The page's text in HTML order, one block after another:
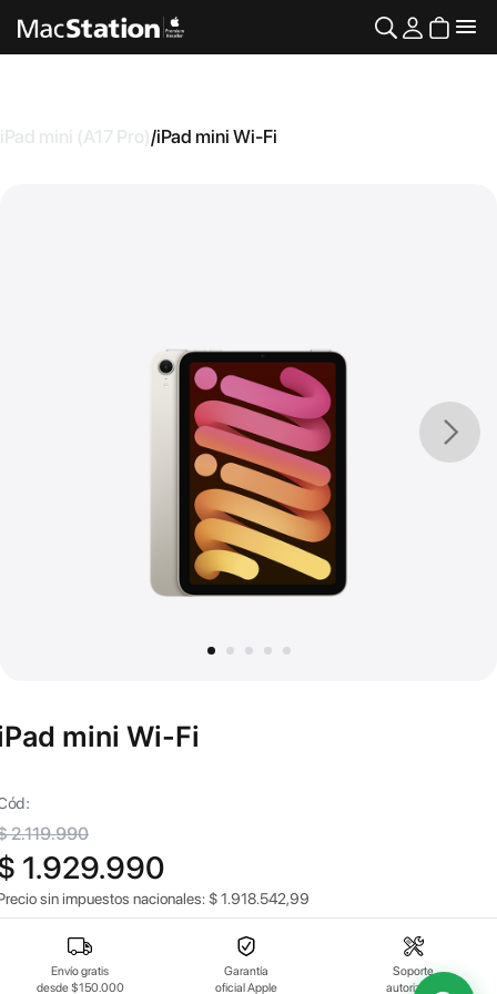
iPad mini (A17 Pro)/iPad mini Wi-Fi
mini Wi-Fi
2.119.990
1.929.990
sin impuestos nacionales: $1.918.542,99
Envío gratis
desde $150.000
Garantía
oficial Apple
Soporte
autorizado